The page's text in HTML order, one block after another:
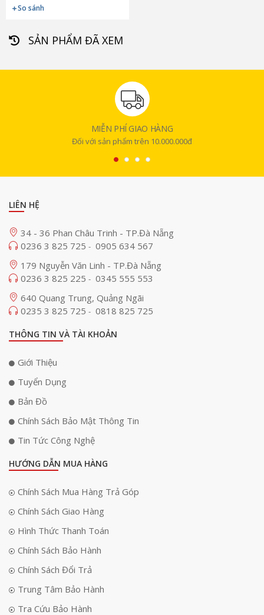
So sánh
SẢN PHẨM ĐÃ XEM
MIỄN PHÍ GIAO HÀNG
Đối với sản phẩm trên 10.000.000đ
LIÊN HỆ
34 - 36 Phan Châu Trinh - TP.Đà Nẵng
0236 3 825 725 - 0905 634 567
179 Nguyễn Văn Linh - TP.Đà Nẵng
0236 3 825 225 - 0345 555 553
640 Quang Trung, Quảng Ngãi
0235 3 825 725 - 0818 825 725
THÔNG TIN VÀ TÀI KHOẢN
Giới Thiệu
Tuyển Dụng
Bản Đồ
Chính Sách Bảo Mật Thông Tin
Tin Tức Công Nghệ
HƯỚNG DẪN MUA HÀNG
Chính Sách Mua Hàng Trả Góp
Chính Sách Giao Hàng
Hình Thức Thanh Toán
Chính Sách Bảo Hành
Chính Sách Đổi Trả
Trung Tâm Bảo Hành
Tra Cứu Bảo Hành